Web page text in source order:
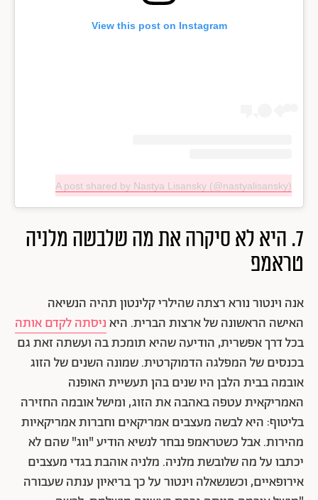
View this post on Instagram
A post shared by Nastya Lisansky (@nastyalisansky)
7. היא לא סיקרה את מה שלבשה מלניה
טראמפ
אנה וינטור נורא רצתה שהילרי קלינטון תהיה הנשיאה
האישה הראשונה של ארצות הברית. היאניסתה לקדם אותה
בכל דרך אפשרית, הודיעה שהיא תומכת בה ועשתה זאת גם
בכנסים של המפלגה הדמוקרטית. שמונה השנים של הזוג
אובמה בבית הלבן היו שנים בהן תעשיית האופנה
האמריקאית עטפה באהבה את הזוג, ומישל אובמה החזירה
בליטוף: היא לבשה מעצבים אמריקאים וחברות אמריקאיות
מהירות. אבל כשטראמפ נבחר לנשיא הודיע "ווג" שהם לא
יכתבו על מה שלובשת מלניה. מלניה אוהבת בגדי מעצבים
אירופאיים, וכשנשאלה וינטור על כך בריאיון ענתה שעבורה